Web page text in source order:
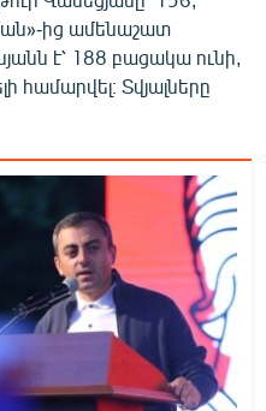
ից ամենաշատ
է՝ 188 բացակա ունի,
համարվել։ Տվյալները